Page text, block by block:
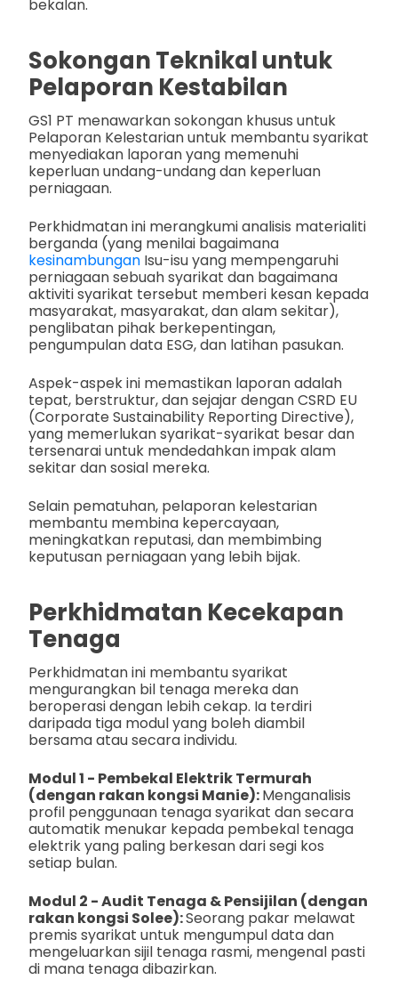
bekalan.
Sokongan Teknikal untuk
Pelaporan Kestabilan
GS1 PT menawarkan sokongan khusus untuk
Pelaporan Kelestarian untuk membantu syarikat
menyediakan laporan yang memenuhi
keperluan undang-undang dan keperluan
perniagaan.
Perkhidmatan ini merangkumi analisis materialiti
berganda (yang menilai bagaimana
kesinambungan Isu-isu yang mempengaruhi
perniagaan sebuah syarikat dan bagaimana
aktiviti syarikat tersebut memberi kesan kepada
masyarakat, masyarakat, dan alam sekitar),
penglibatan pihak berkepentingan,
pengumpulan data ESG, dan latihan pasukan.
Aspek-aspek ini memastikan laporan adalah
tepat, berstruktur, dan sejajar dengan CSRD EU
(Corporate Sustainability Reporting Directive),
yang memerlukan syarikat-syarikat besar dan
tersenarai untuk mendedahkan impak alam
sekitar dan sosial mereka.
Selain pematuhan, pelaporan kelestarian
membantu membina kepercayaan,
meningkatkan reputasi, dan membimbing
keputusan perniagaan yang lebih bijak.
Perkhidmatan Kecekapan
Tenaga
Perkhidmatan ini membantu syarikat
mengurangkan bil tenaga mereka dan
beroperasi dengan lebih cekap. Ia terdiri
daripada tiga modul yang boleh diambil
bersama atau secara individu.
Modul 1 - Pembekal Elektrik Termurah
(dengan rakan kongsi Manie):Menganalisis
profil penggunaan tenaga syarikat dan secara
automatik menukar kepada pembekal tenaga
elektrik yang paling berkesan dari segi kos
setiap bulan.
Modul 2 - Audit Tenaga & Pensijilan (dengan
rakan kongsi Solee):Seorang pakar melawat
premis syarikat untuk mengumpul data dan
mengeluarkan sijil tenaga rasmi, mengenal pasti
di mana tenaga dibazirkan.